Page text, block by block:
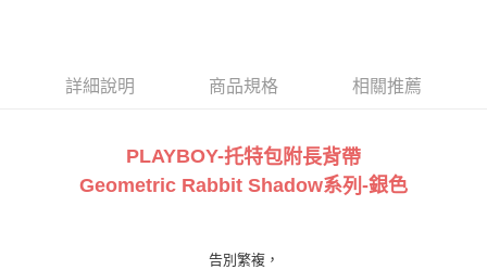
詳細說明 商品規格 相關推薦
PLAYBOY-托特包附長背帶
Geometric Rabbit Shadow系列 -銀色
告別繁複，